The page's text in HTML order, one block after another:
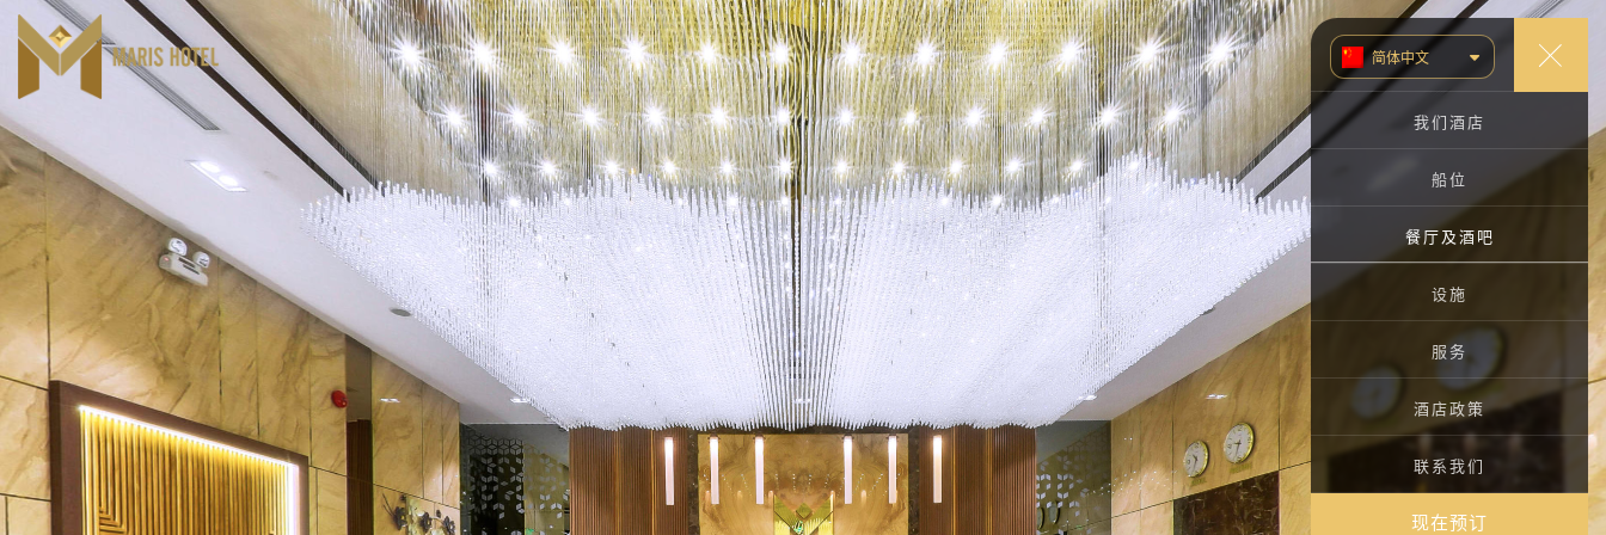
简体中文
TIẾNG VIỆT
ENGLISH (UK)
РУССКИЙ
한국어
我们酒店
船位
餐厅及酒吧
大堂酒吧
设施
室外泳池
健身房
服务
会议
桑拿
其他服务
酒店政策
联系我们
现在预订